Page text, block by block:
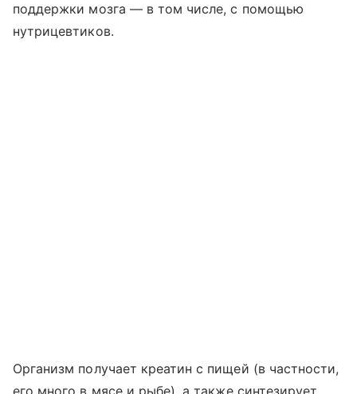
поддержки мозга — в том числе, с помощью
нутрицевтиков.
Организм получает креатин с пищей (в частности,